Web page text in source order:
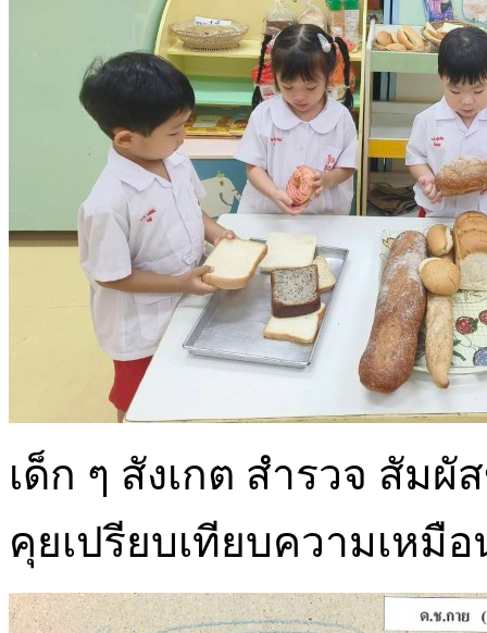
เด็ก ๆ สังเกต สำรวจ สัม
คุยเปรียบเทียบความเหมื